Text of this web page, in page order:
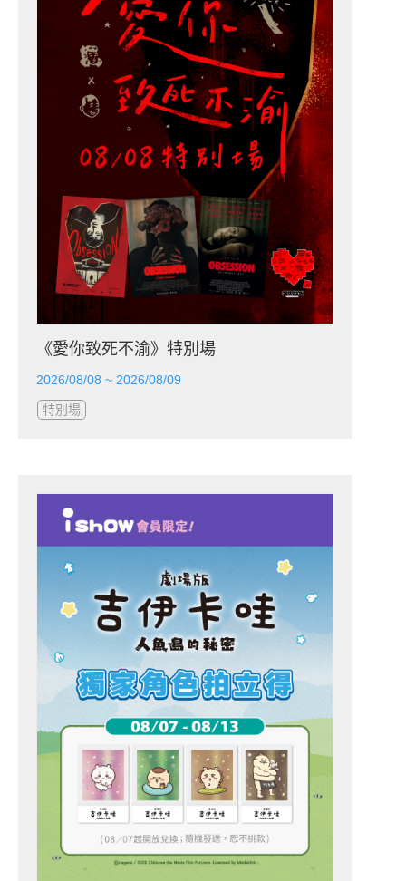
《愛你致死不渝》特別場
2026/08/08 ~ 2026/08/09
特別場